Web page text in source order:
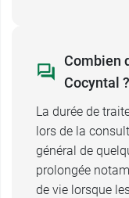
Combien
Cocyntal ?
La durée de
lors de la
général de
prolongée
de vie lorsque